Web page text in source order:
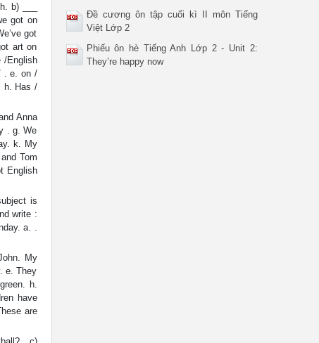
b) ___
got on
got
art on
/English
. e. on /
h. Has /
Anna
. g. We
k. My
Tom
English
is
write :
a. .
My
e. They
h.
have
are
Đề cương ôn tập cuối kì II môn Tiếng
Việt Lớp 2
Phiếu ôn hè Tiếng Anh Lớp 2 - Unit 2:
They’re happy now